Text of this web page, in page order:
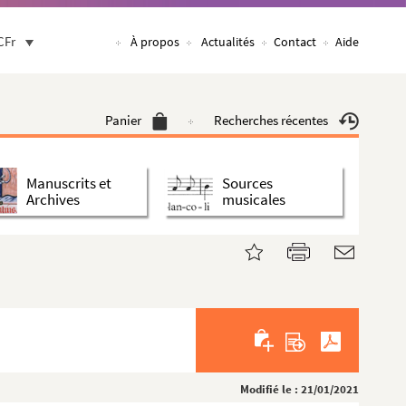
À propos Actualités Contact Aide
Panier Recherches récentes
Manuscrits et
Archives
Sources
musicales
Modifié le : 21/01/2021